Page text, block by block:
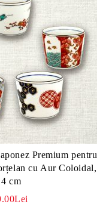
Premium pentru
cu Aur Coloidal,
cm